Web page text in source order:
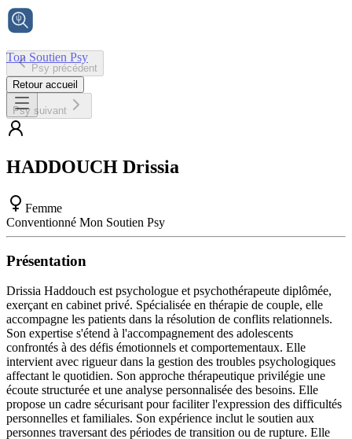
Ton Soutien Psy
Accueil
Psy précédent
Retour accueil
Psy suivant
HADDOUCH Drissia
Femme
Conventionné Mon Soutien Psy
Présentation
Drissia Haddouch est psychologue et psychothérapeute diplômée,
exerçant en cabinet privé. Spécialisée en thérapie de couple, elle
accompagne les patients dans la résolution de conflits relationnels.
Son expertise s'étend à l'accompagnement des adolescents
confrontés à des défis émotionnels et comportementaux. Elle
intervient avec rigueur dans la gestion des troubles psychologiques
affectant le quotidien. Son approche thérapeutique privilégie une
écoute structurée et une analyse personnalisée des besoins. Elle
propose un cadre sécurisant pour faciliter l'expression des difficultés
personnelles et familiales. Son expérience inclut le soutien aux
personnes traversant des périodes de transition ou de rupture. Elle